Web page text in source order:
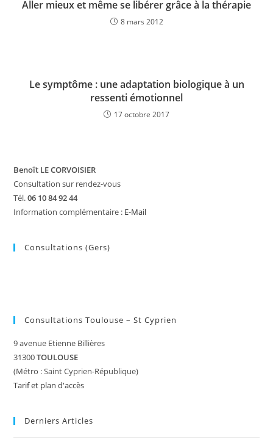
Aller mieux et même se libérer grâce à la thérapie
8 mars 2012
Le symptôme : une adaptation biologique à un
ressenti émotionnel
17 octobre 2017
Benoît LE CORVOISIER
Consultation sur rendez-vous
Tél.06 10 84 92 44
Information complémentaire : E-Mail
Consultations (Gers)
Consultations Toulouse – St Cyprien
9 avenue Etienne Billières
31300TOULOUSE
(Métro : Saint Cyprien-République)
Tarif et plan d'accès
Derniers Articles